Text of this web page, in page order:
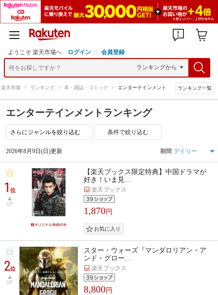
ようこそ 楽天市場へ ログイン 会員登録
楽天市場 > ランキング > 本・雑誌・コミック > エンターテインメント ランキング一覧
エンターテインメントランキング
条件で絞り込む
2026年8月9日(日)更新 期間
1位
UP
【楽天ブックス限定特典】中国ドラマが
好き！いま見…
楽天ブックス
1,870円
2位
UP
スター・ウォーズ『マンダロリアン・ア
ンド・グロー…
楽天ブックス
8,800円